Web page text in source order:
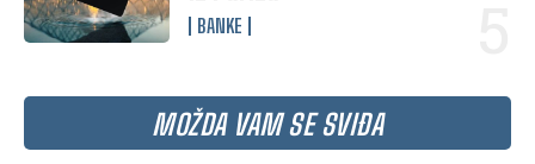
BANKE
MOŽDA VAM SE SVIĐA